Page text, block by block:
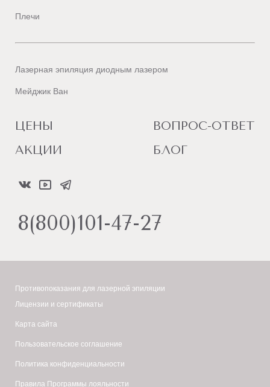
Плечи
Лазерная эпиляция диодным лазером
Мейджик Ван
ЦЕНЫ
АКЦИИ
ВОПРОС-ОТВЕТ
БЛОГ
8(800)101-47-27
Противопоказания для лазерной эпиляции
Лицензии и сертификаты
Карта сайта
Пользовательское соглашение
Политика конфиденциальности
Правила Программы лояльности